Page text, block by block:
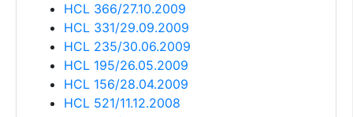
HCL 366/27.10.2009
HCL 331/29.09.2009
HCL 235/30.06.2009
HCL 195/26.05.2009
HCL 156/28.04.2009
HCL 521/11.12.2008